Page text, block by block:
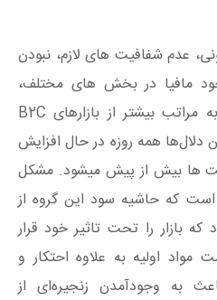
عدم شفافیت های لازم، نبودن
مافیا در بخش های مختلف،
حاشیه سود دلال‌های B2B به مراتب بیشتر از بازارهای B2C
همه روزه در حال افزایش
ها بیش از پیش میشود. مشکل
که حاشیه سود این گروه از
که بازار را تحت تاثیر خود قرار
اولیه به علاوه احتکار و
به وجود‌آمدن زنجیره‌ای از